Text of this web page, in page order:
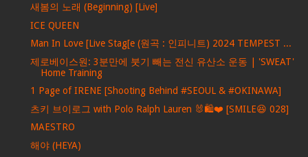
새봄의 노래 (Beginning) [Live]
ICE QUEEN
Man In Love [Live Stag[e (원곡 : 인피니트) 2024 TEMPEST ...
제로베이스원: 3분만에 붓기 빼는 전신 유산소 운동 | 'SWEAT'
Home Training
1 Page of IRENE [Shooting Behind #SEOUL & #OKINAWA]
츠키 브이로그 with Polo Ralph Lauren 🐰🛍❤ [SMILE😆 028]
MAESTRO
해야 (HEYA)